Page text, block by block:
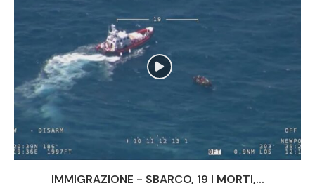
IMMIGRAZIONE - SBARCO, 19 I MORTI,...